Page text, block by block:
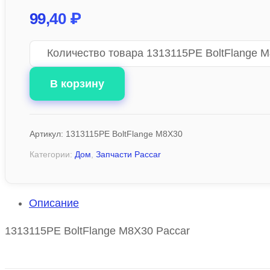
99,40 ₽
Количество товара 1313115PE BoltFlange
В корзину
Артикул: 1313115PE BoltFlange M8X30
Категории: Дом, Запчасти Paccar
Описание
1313115PE BoltFlange M8X30 Paccar